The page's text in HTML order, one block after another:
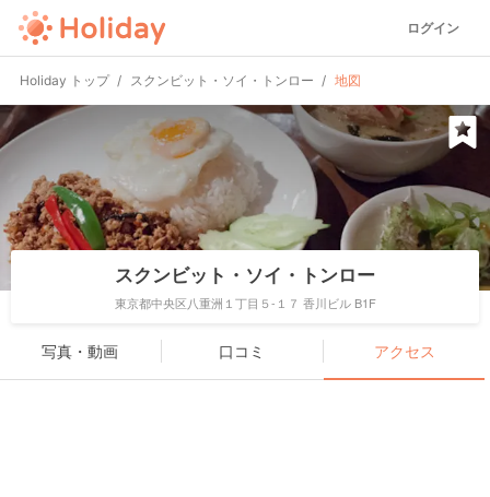
ログイン
Holiday トップ スクンビット・ソイ・トンロー 地図
スクンビット・ソイ・トンロー
東京都中央区八重洲１丁目５-１７ 香川ビル B1F
写真・動画 口コミ アクセス